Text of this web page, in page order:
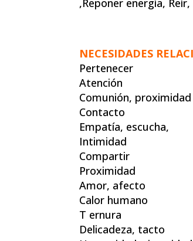
NECESIDADES
Pertenecer
Atención
Comunión,
Contacto
Empatía, escucha,
Intimidad
Compartir
Proximidad
Amor, afecto
Calor humano
T ernura
Delicadeza, tacto